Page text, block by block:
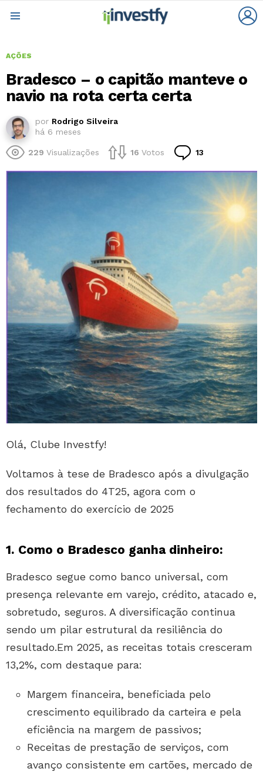
AÇÕES
Bradesco – o capitão manteve o
navio na rota certa certa
por Rodrigo Silveira
há 6 meses
229 Visualizações 16 Votos 13
Olá, Clube Investfy!
Voltamos à tese de Bradesco após a divulgação
dos resultados do 4T25, agora com o
fechamento do exercício de 2025
1. Como o Bradesco ganha dinheiro:
Bradesco segue como banco universal, com
presença relevante em varejo, crédito, atacado e,
sobretudo, seguros. A diversificação continua
sendo um pilar estrutural da resiliência do
resultado.Em 2025, as receitas totais cresceram
13,2%, com destaque para:
Margem financeira, beneficiada pelo
crescimento equilibrado da carteira e pela
eficiência na margem de passivos;
Receitas de prestação de serviços, com
avanço consistente em cartões, mercado de